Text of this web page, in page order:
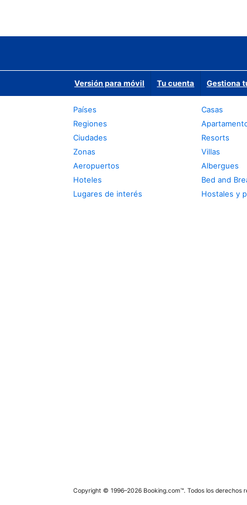
Versión para móvil Tu cuenta Gestiona
Países
Regiones
Ciudades
Zonas
Aeropuertos
Hoteles
Lugares de interés
Casas
Resorts
Villas
Albergues
Bed and
Hostales y
Copyright © 1996–2026 Booking.com™. Todos los derechos